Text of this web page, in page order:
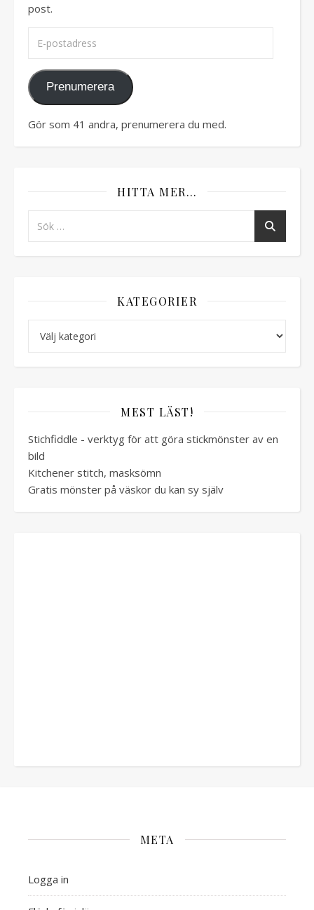
post.
Prenumerera
Gör som 41 andra, prenumerera du med.
HITTA MER…
KATEGORIER
MEST LÄST!
Stichfiddle - verktyg för att göra stickmönster av en
bild
Kitchener stitch, masksömn
Gratis mönster på väskor du kan sy själv
META
Logga in